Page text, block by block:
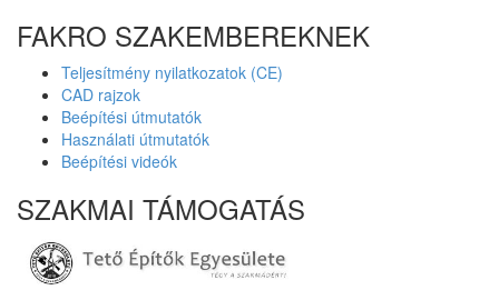
FAKRO SZAKEMBEREKNEK
Teljesítmény nyilatkozatok (CE)
CAD rajzok
Beépítési útmutatók
Használati útmutatók
Beépítési videók
SZAKMAI TÁMOGATÁS